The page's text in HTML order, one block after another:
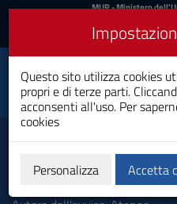
Vai
al
navigazione
MIUR
Accedi
MUR- Ministero
Accedi
Toggle
navigation
Università
Studi di
Esame di Stato
- Corso di
Questo sito utilizza cookies
propri e di terze parti.
acconsenti all'uso. Per
cookies
Personalizza Accetta